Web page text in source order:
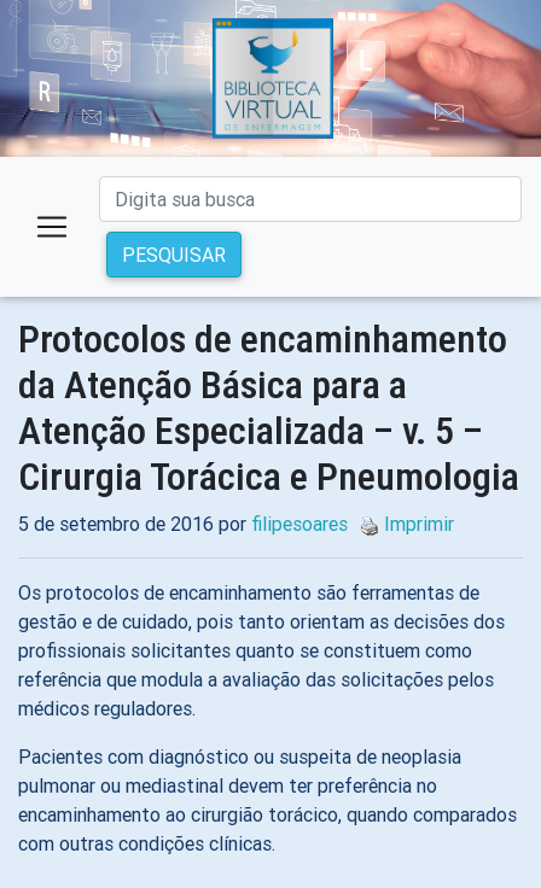
PESQUISAR
Protocolos de encaminhamento
da Atenção Básica para a
Atenção Especializada – v. 5 –
Cirurgia Torácica e Pneumologia
5 de setembro de 2016 por filipesoares Imprimir
Os protocolos de encaminhamento são ferramentas de
gestão e de cuidado, pois tanto orientam as decisões dos
profissionais solicitantes quanto se constituem como
referência que modula a avaliação das solicitações pelos
médicos reguladores.
Pacientes com diagnóstico ou suspeita de neoplasia
pulmonar ou mediastinal devem ter preferência no
encaminhamento ao cirurgião torácico, quando comparados
com outras condições clínicas.